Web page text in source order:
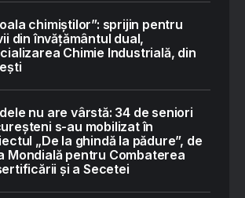
chimiștilor”: sprijin pentru
din învățământul dual,
Chimie Industrială, din
nu are vârstă: 34 de seniori
s-au mobilizat în
„De la ghindă la pădure”, de
Mondială pentru Combaterea
și a Secetei